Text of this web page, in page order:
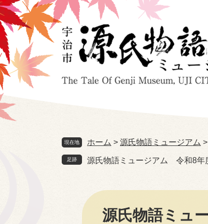
ペ
ー
ジ
の
先
頭
で
す。
メ
ニ
ュ
ー
を
飛
ば
し
て
本
現在地 ホーム > 源氏物語ミュージアム >
源氏物語ミュージアム 令和8年
本
文
源氏物語ミュ